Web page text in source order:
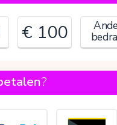
€ 100
?